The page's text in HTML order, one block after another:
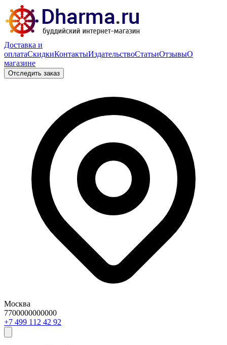
Доставка и
оплатаСкидкиКонтактыИздательствоСтатьиОтзывыО
магазине
Отследить заказ
Москва
7700000000000
29 24 211 994 7+